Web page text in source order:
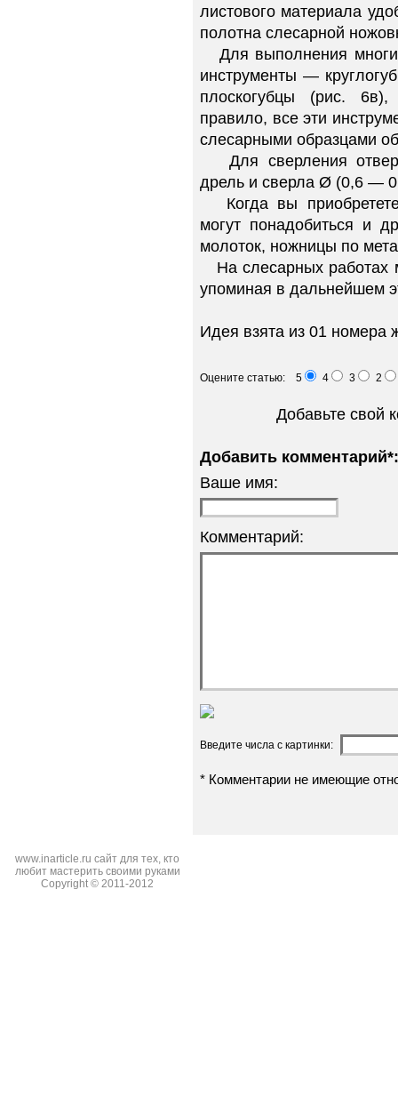
листового материала
полотна слесарной
Для выполнения
инструменты —
плоскогубцы (рис.
правило, все эти
слесарными образцами
Для сверления
дрель и сверла Ø (0,6 —
Когда вы
могут понадобиться и
молоток, ножницы по
На слесарных работах
упоминая в дальнейшем
Идея взята из 01 номера
Оцените статью: 5 4 3 2
Добавьте свой
Добавить комментарий*:
Ваше имя:
Комментарий:
Введите числа с картинки:
* Комментарии не имеющие
www.inarticle.ru сайт для тех, кто
любит мастерить своими руками
Copyright © 2011-2012